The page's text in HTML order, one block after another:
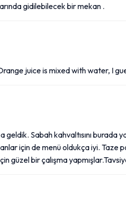
gidilebilecek bir mekan .
juice is mixed with water, I
Sabah kahvaltısını burada
için de menü oldukça iyi. Taze
güzel bir çalışma